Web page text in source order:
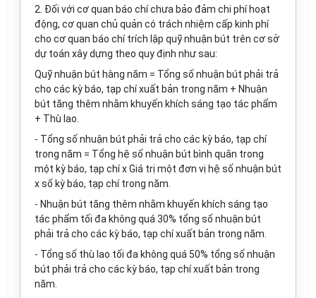
2. Đối với cơ quan báo chí chưa bảo đảm chi phí hoạt
động, cơ quan chủ quản có trách nhiệm cấp kinh phí
cho cơ quan báo chí trích lập quỹ nhuận bút trên cơ sở
dự toán xây dựng theo quy định như sau:
Quỹ nhuận bút hàng năm = Tổng số nhuận bút phải trả
cho các kỳ báo, tạp chí xuất bản trong năm + Nhuận
bút tăng thêm nhằm khuyến khích sáng tạo tác phẩm
+ Thù lao.
- Tổng số nhuận bút phải trả cho các kỳ báo, tạp chí
trong năm = Tổng hệ số nhuận bút bình quân trong
một kỳ báo, tạp chíxGiá trị một đơn vị hệ số nhuận bút
xsố kỳ báo, tạp chí trong năm.
- Nhuận bút tăng thêm nhằm khuyến khích sáng tạo
tác phẩm tối đa không quá 30% tổng số nhuận bút
phải trả cho các kỳ báo, tạp chí xuất bản trong năm.
- Tổng số thù lao tối đa không quá 50% tổng số nhuận
bút phải trả cho các kỳ báo, tạp chí xuất bản trong
năm.